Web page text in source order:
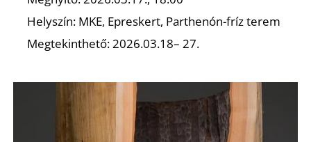
Helyszín: MKE, Epreskert, Parthenón-fríz terem
Megtekinthető: 2026.03.18– 27.